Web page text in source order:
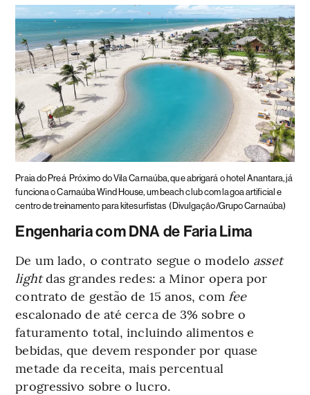
Praia do Preá Próximo do Vila Carnaúba, que abrigará o hotel Anantara, já
funciona o Carnaúba Wind House, um beach club com lagoa artificial e
centro de treinamento para kitesurfistas (Divulgação/Grupo Carnaúba)
Engenharia com DNA de Faria Lima
De um lado, o contrato segue o modelo asset
lightdas grandes redes: a Minor opera por
contrato de gestão de 15 anos, com fee
escalonado de até cerca de 3% sobre o
faturamento total, incluindo alimentos e
bebidas, que devem responder por quase
metade da receita, mais percentual
progressivo sobre o lucro.